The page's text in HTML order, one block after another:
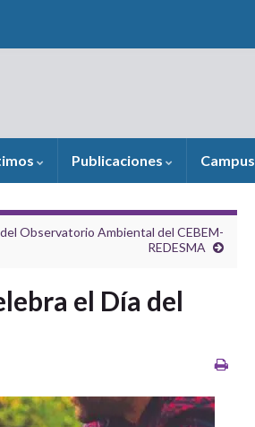
Publicaciones Campus
Observatorio Ambiental del CEBEM-
REDESMA
el Día del